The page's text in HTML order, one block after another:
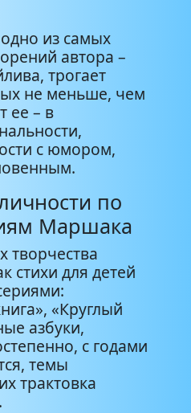
одно из самых
автора –
трогает
не меньше, чем
ее – в
с юмором,
по
Маршака
творчества
стихи для детей
«Круглый
азбуки,
с годами
темы
трактовка